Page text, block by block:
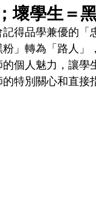
壞學生＝
得品學兼優的「
」轉為「路人
個人魅力，讓
特別關心和直接